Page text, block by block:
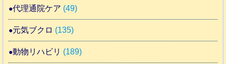
代理通院ケア (49)
元気ブクロ (135)
動物リハビリ (189)